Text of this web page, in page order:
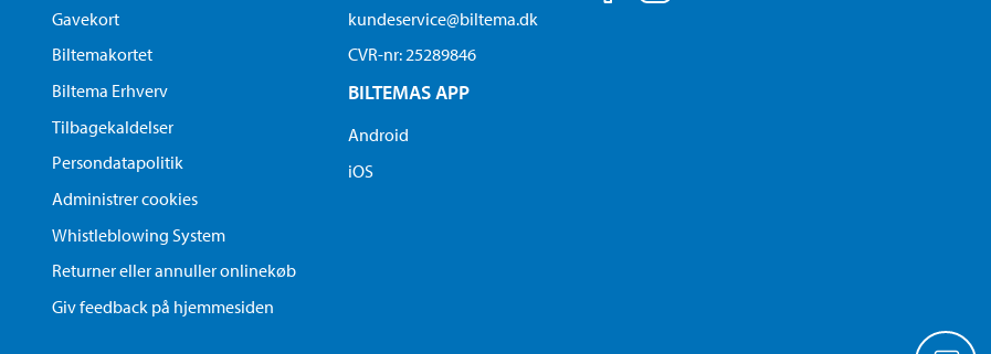
Gavekort
Biltemakortet
Biltema Erhverv
Tilbagekaldelser
Persondatapolitik
Administrer cookies
Whistleblowing System
Returner eller annuller onlinekøb
Giv feedback på hjemmesiden
kundeservice@biltema.dk
CVR-nr: 25289846
BILTEMAS APP
Android
iOS